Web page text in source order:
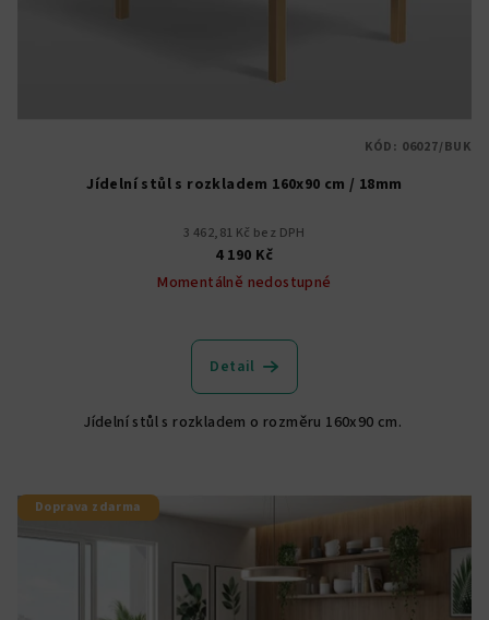
Jídelní stůl s rozkladem 160x90 cm / 18mm
3 462,81 Kč bez DPH
4 190 Kč
Momentálně nedostupné
Detail
Jídelní stůl s rozkladem o rozměru 160x90 cm.
KÓD: 06027/BUK
Doprava zdarma